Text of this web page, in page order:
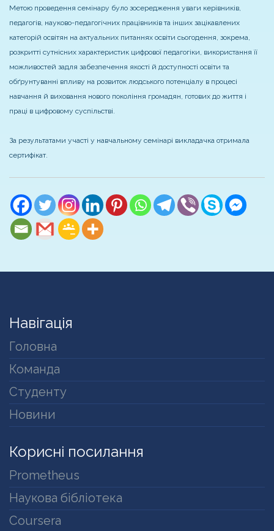
Метою проведення семінару було зосередження уваги керівників,
педагогів, науково-педагогічних працівників та інших зацікавлених
категорій освітян на актуальних питаннях освіти сьогодення, зокрема,
розкритті сутнісних характеристик цифрової педагогіки, використання її
можливостей задля забезпечення якості й доступності освіти та
обґрунтуванні впливу на розвиток людського потенціалу в процесі
навчання й виховання нового покоління громадян, готових до життя і
праці в цифровому суспільстві.
За результатами участі у навчальному семінарі викладачка отримала
сертифікат.
Навігація
Головна
Команда
Студенту
Новини
Корисні посилання
Prometheus
Наукова бібліотека
Coursera